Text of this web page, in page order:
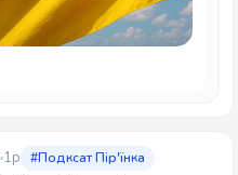
1р #Подксат Пір'їнка